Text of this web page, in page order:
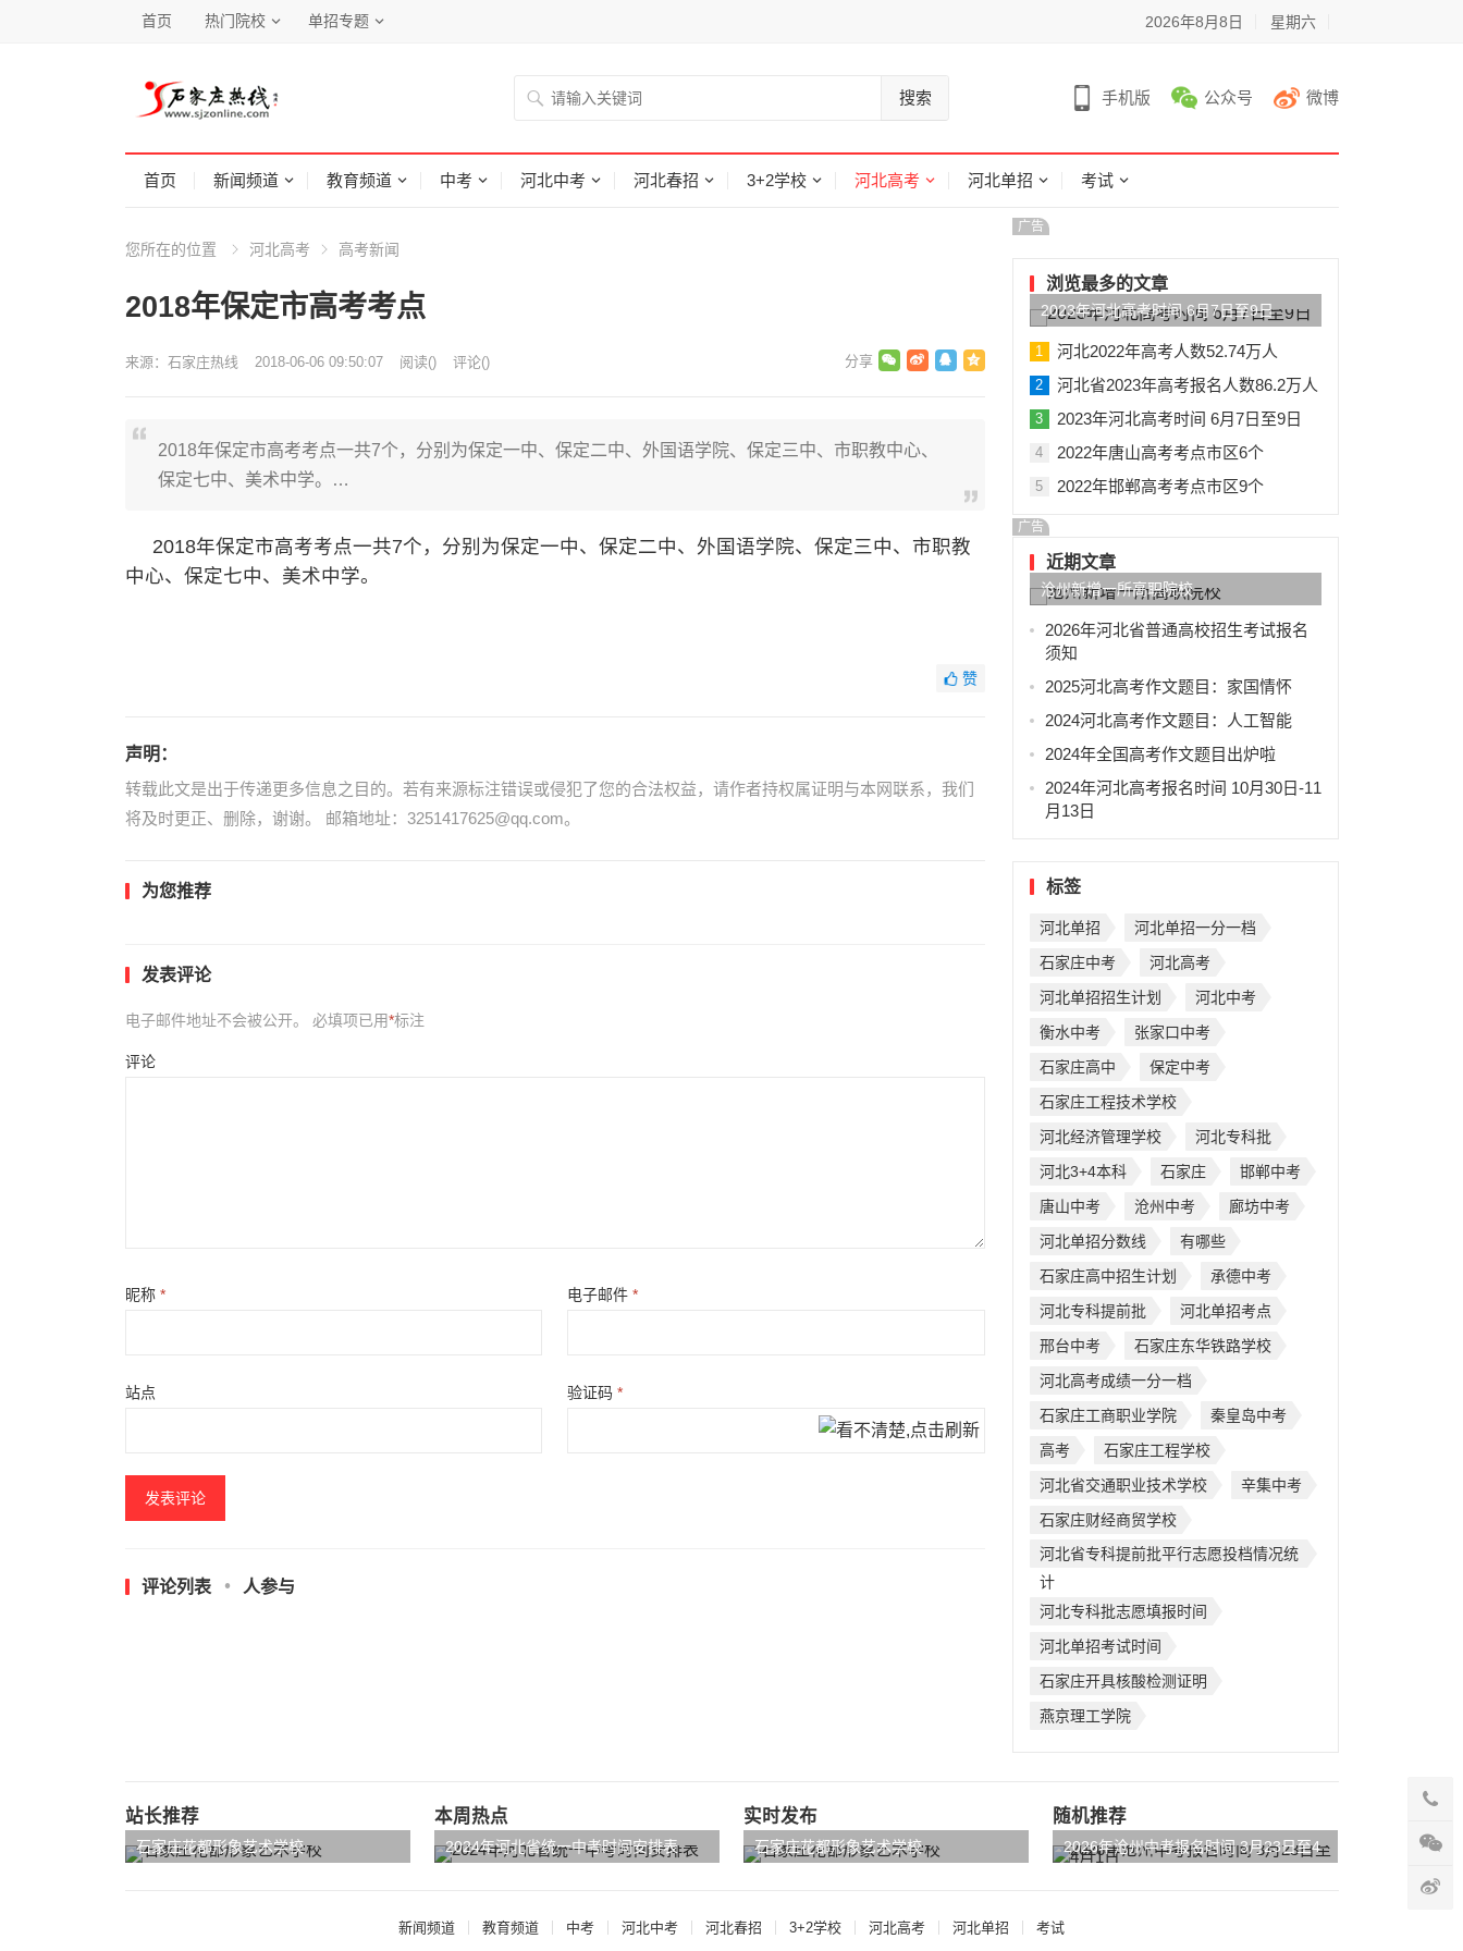
首页 热门院校 单招专题 2026年8月8日 星期六
搜索 手机版 公众号 微博
首页 新闻频道 教育频道 中考 河北中考 河北春招 3+2学校 河北高考 河北单招 考试
您所在的位置 河北高考 高考新闻
2018年保定市高考考点
来源： 石家庄热线 2018-06-06 09:50:07 阅读() 评论()
2018年保定市高考考点一共7个，分别为保定一中、保定二中、外国语学院、保定三中、市职教中心、
保定七中、美术中学。…
2018年保定市高考考点一共7个，分别为保定一中、保定二中、外国语学院、保定三中、市职教
中心、保定七中、美术中学。
赞
声明：
转载此文是出于传递更多信息之目的。若有来源标注错误或侵犯了您的合法权益，请作者持权属证明与本网联系，我们
将及时更正、删除，谢谢。 邮箱地址：3251417625@qq.com。
为您推荐
发表评论
电子邮件地址不会被公开。 必填项已用*标注
评论
昵称 * 电子邮件*
站点 验证码*
评论列表 人参与
广告
浏览最多的文章
2023年河北高考时间 6月7日至9日
1 河北2022年高考人数52.74万人
2 河北省2023年高考报名人数86.2万人
3 2023年河北高考时间 6月7日至9日
4 2022年唐山高考考点市区6个
5 2022年邯郸高考考点市区9个
广告
近期文章
沧州新增一所高职院校
2026年河北省普通高校招生考试报名
须知
2025河北高考作文题目：家国情怀
2024河北高考作文题目：人工智能
2024年全国高考作文题目出炉啦
2024年河北高考报名时间 10月30日-11
月13日
标签
河北单招
河北单招一分一档
石家庄中考
河北高考
河北单招招生计划
河北中考
衡水中考
张家口中考
石家庄高中
保定中考
石家庄工程技术学校
河北经济管理学校
河北专科批
河北3+4本科
石家庄
邯郸中考
唐山中考
沧州中考
廊坊中考
河北单招分数线
有哪些
石家庄高中招生计划
承德中考
河北专科提前批
河北单招考点
邢台中考
石家庄东华铁路学校
河北高考成绩一分一档
石家庄工商职业学院
秦皇岛中考
高考
石家庄工程学校
河北省交通职业技术学校
辛集中考
石家庄财经商贸学校
河北省专科提前批平行志愿投档情况统
计
河北专科批志愿填报时间
河北单招考试时间
石家庄开具核酸检测证明
燕京理工学院
站长推荐
石家庄花都形象艺术学校
本周热点
2024年河北省统一中考时间安排表
实时发布
石家庄花都形象艺术学校
随机推荐
2026年沧州中考报名时间 3月23日至4
新闻频道 教育频道 中考 河北中考 河北春招 3+2学校 河北高考 河北单招 考试